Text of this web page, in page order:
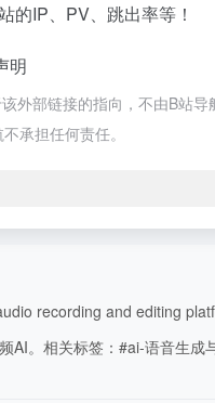
的IP、PV、跳出率等！
明
部链接的指向，不由B站
承担任何责任。
recording and editing
。相关标签：#ai-语音生